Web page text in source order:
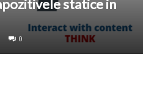
statice in
0